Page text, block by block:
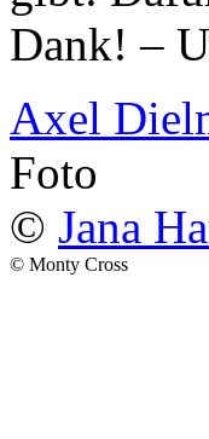
Dank! –
Axel
Foto
© Jana
© Monty Cross